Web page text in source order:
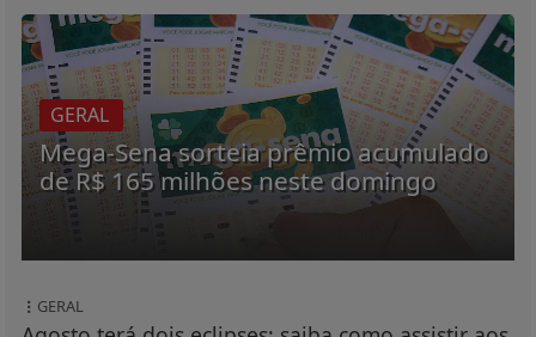
GERAL
Mega-Sena sorteia prêmio acumulado
de R$ 165 milhões neste domingo
GERAL